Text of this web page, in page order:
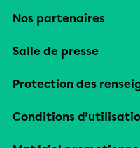
Nos partenaires
Salle de presse
Protection des
Conditions